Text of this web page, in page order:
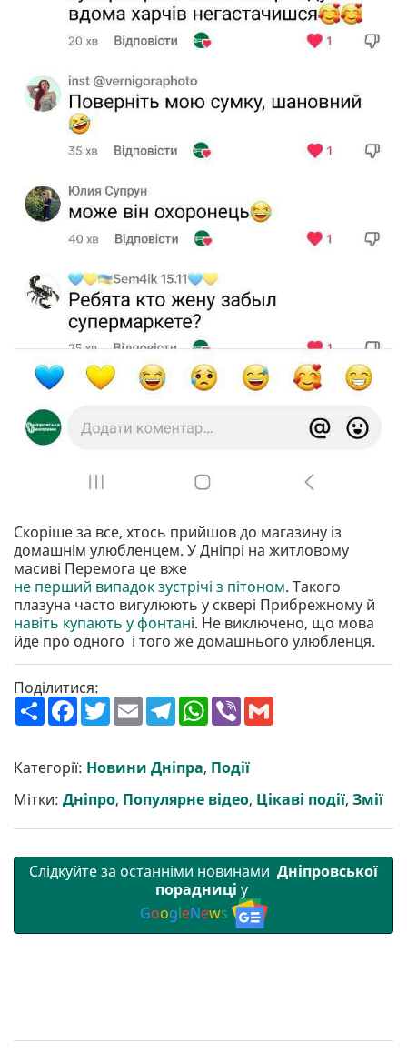
Скоріше за все, хтось прийшов до магазину із
домашнім улюбленцем. У Дніпрі на житловому
масиві Перемога це вже
не перший випадок зустрічі з пітоном. Такого
плазуна часто вигулюють у сквері Прибрежному й
навіть купають у фонтані. Не виключено, що мова
йде про одного і того же домашнього улюбленця.
Поділитися:
П
о
ш
р
и
и
F
a
c
b
o
o
k
T
w
t
e
E
m
a
l
T
e
g
r
m
W
h
a
s
A
p
V
b
r
Категорії: Новини Дніпра, Події
Мітки: Дніпро, Популярне відео, Цікаві події, Змії
Слідкуйте за останніми новинами Дніпровської
порадниці у
GoogleNews